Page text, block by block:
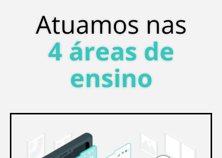
Atuamos nas
4 áreas de
ensino